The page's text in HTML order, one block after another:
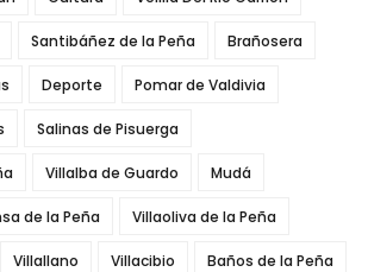
Santibáñez de la Peña Brañosera
Deporte Pomar de Valdivia
Salinas de Pisuerga
Villalba de Guardo Mudá
de la Peña Villaoliva de la Peña
Villallano Villacibio Baños de la Peña